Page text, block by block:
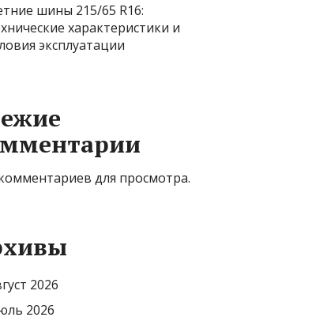
шины 215/65 R16:
характеристики и
эксплуатации
для просмотра.
2026
2026